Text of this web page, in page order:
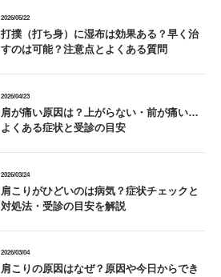
2026/05/22
打撲（打ち身）に湿布は効果ある？早く治
すのは可能？注意点とよくある質問
2026/04/23
肩が痛い原因は？上がらない・前が痛い…
よくある症状と受診の目安
2026/03/24
肩こりがひどいのは病気？症状チェックと
対処法・受診の目安を解説
2026/03/04
肩こりの原因はなぜ？原因や今日からでき